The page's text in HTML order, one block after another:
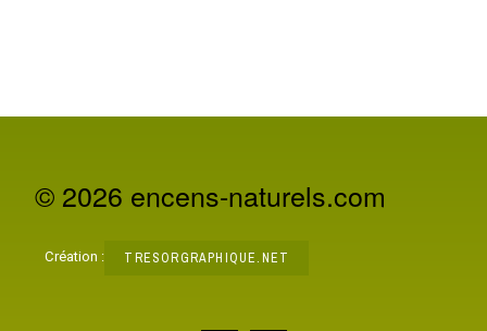
© 2026 encens-naturels.com
Création : TRESORGRAPHIQUE.NET